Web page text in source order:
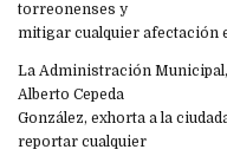
torreonenses y
mitigar cualquier afectación
La Administración
Alberto Cepeda
González, exhorta a la
reportar cualquier